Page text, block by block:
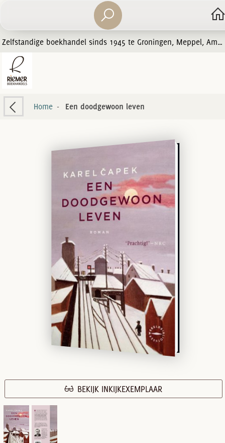
Zelfstandige boekhandel sinds 1945 te Groningen, Meppel, Amersfoort en Zwolle
Home- Een doodgewoon leven
BEKIJK INKIJKEXEMPLAAR